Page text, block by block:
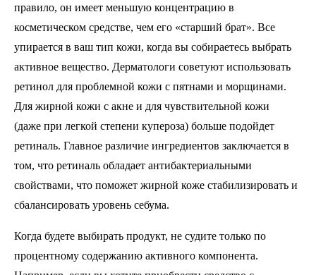
правило, он имеет меньшую концентрацию в
косметическом средстве, чем его «старший брат». Все
упирается в ваш тип кожи, когда вы собираетесь выбрать
активное вещество. Дерматологи советуют использовать
ретинол для проблемной кожи с пятнами и морщинами.
Для жирной кожи с акне и для чувствительной кожи
(даже при легкой степени купероза) больше подойдет
ретиналь. Главное различие ингредиентов заключается в
том, что ретиналь обладает антибактериальными
свойствами, что поможет жирной коже стабилизировать и
сбалансировать уровень себума.
Когда будете выбирать продукт, не судите только по
процентному содержанию активного компонента.